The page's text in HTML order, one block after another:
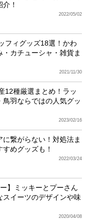
！
2022/05/02
フィグッズ18選！かわ
カチューシャ・雑貨ま
2021/11/30
12種厳選まとめ！ラッ
羽ならではの人気グッ
2023/02/16
に繋がらない！対処法ま
めグッズも！
2022/03/24
】ミッキーとプーさん
イーツのデザインや味
2020/04/08